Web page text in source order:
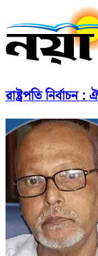
রাষ্ট্রপতি নির্বাচন